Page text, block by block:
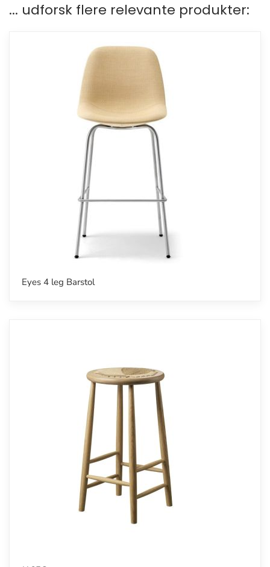
... udforsk flere relevante produkter:
Eyes 4 leg Barstol